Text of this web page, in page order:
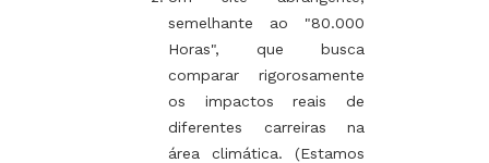
semelhante ao "80.000
Horas", que busca
comparar rigorosamente
os impactos reais de
diferentes carreiras na
área climática. (Estamos